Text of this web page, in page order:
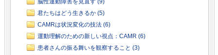
脳性運動障害を見直す (9)
君たちはどう生きるか (5)
CAMRは状況変化の技法 (6)
運動理解のための新しい視点：CAMR (6)
患者さんの振る舞いを観察すること (3)